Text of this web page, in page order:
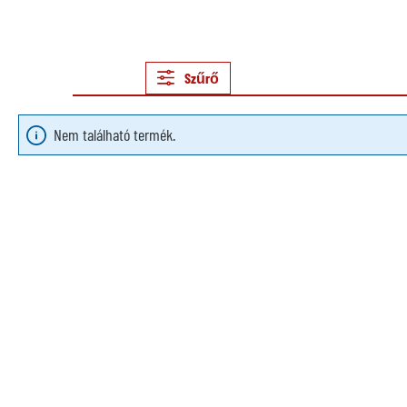
Szűrő
Nem található termék.